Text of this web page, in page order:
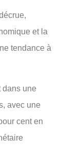
et la
tendance à
dans une
avec une
cent en